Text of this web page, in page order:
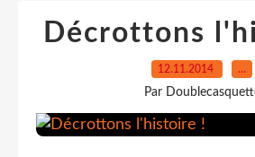
Décrottons
12.11.2014 …
Par